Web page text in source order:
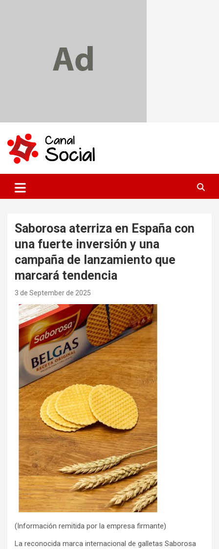
content
Canal Social
Saborosa aterriza en España con
una fuerte inversión y una
campaña de lanzamiento que
marcará tendencia
3 de September de 2025
(Información remitida por la empresa firmante)
La reconocida marca internacional de galletas Saborosa